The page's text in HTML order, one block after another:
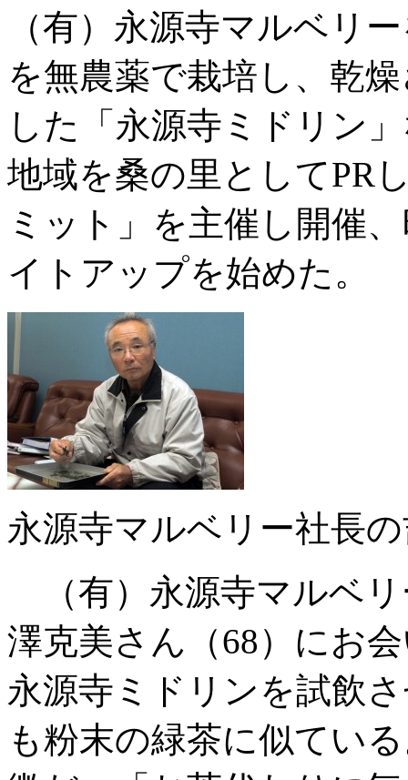
（有）永源寺マルベリ
を無農薬で栽培し、乾
した「永源寺ミドリン
地域を桑の里としてPR
ミット」を主催し開催
イトアップを始めた。
永源寺マルベリー社長
（有）永源寺マルベ
澤克美さん（68）にお
永源寺ミドリンを試飲
も粉末の緑茶に似てい